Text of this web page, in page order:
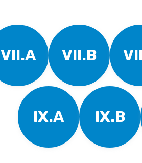
VII.A VII.B
IX.A IX.B